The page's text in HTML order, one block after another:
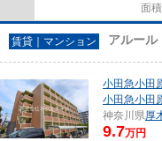
面
賃貸｜マンション アルール
小田急小田
小田急小田
神奈川県厚
9.7万円